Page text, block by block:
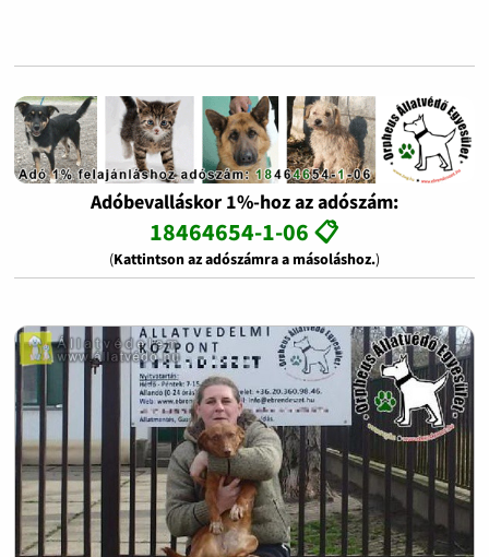
Adóbevalláskor 1%-hoz az adószám:
18464654-1-06 📋
(Kattintson az adószámra a másoláshoz.)